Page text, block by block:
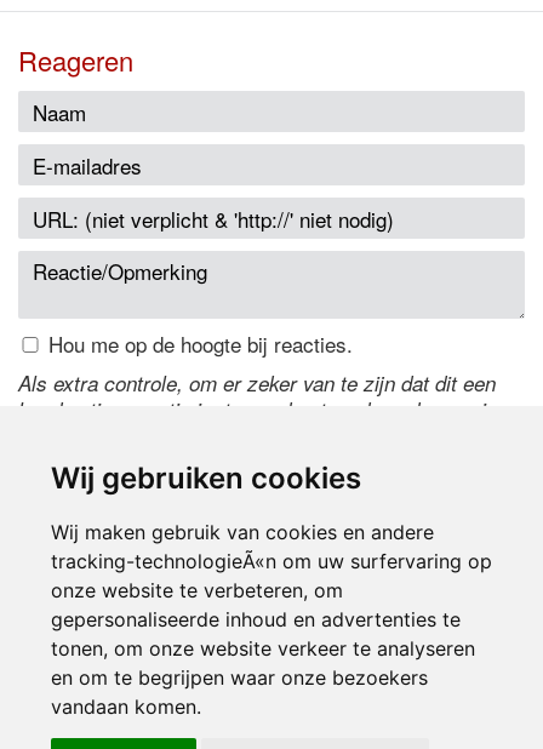
Wij gebruiken cookies
Wij maken gebruik van cookies en andere
tracking-technologieÃ«n om uw surfervaring op
onze website te verbeteren, om
gepersonaliseerde inhoud en advertenties te
tonen, om onze website verkeer te analyseren
en om te begrijpen waar onze bezoekers
vandaan komen.
Reageren
Hou me op de hoogte bij reacties.
Als extra controle, om er zeker van te zijn dat dit een
handmatige reactie is, typ onderstaande code over in
de code te wijzigen.